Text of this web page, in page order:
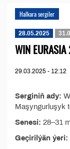
Halkara sergiler
28.05.2025
WIN
29.03.2025 - 12:12
Serginiň ady:
Maşyngurluşyk
Senesi: 28–31
Geçirilýän ýeri: